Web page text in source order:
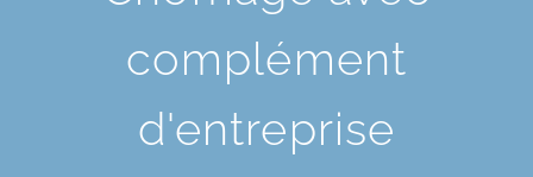
complément
d'entreprise